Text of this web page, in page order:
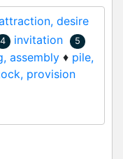
desire
4 invitation 5
assembly ♦ pile,
provision